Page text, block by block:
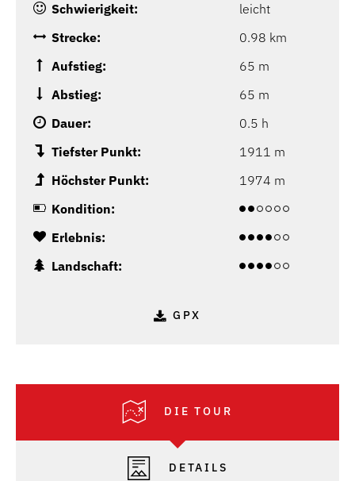
Schwierigkeit:
leicht
Strecke:
0.98 km
Aufstieg:
65 m
Abstieg:
65 m
Dauer:
0.5 h
Tiefster Punkt:
1911 m
Höchster Punkt:
1974 m
Kondition:
Erlebnis:
Landschaft:
GPX
DIE TOUR
DETAILS